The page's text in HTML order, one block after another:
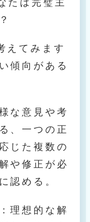
たは完璧主
えてみます
傾向がある
な意見や考
、一つの正
じた複数の
や修正が必
認める。
理想的な解